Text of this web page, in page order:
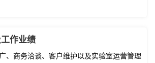
作业绩
、商务洽谈、客户维护以及实验室运营管理